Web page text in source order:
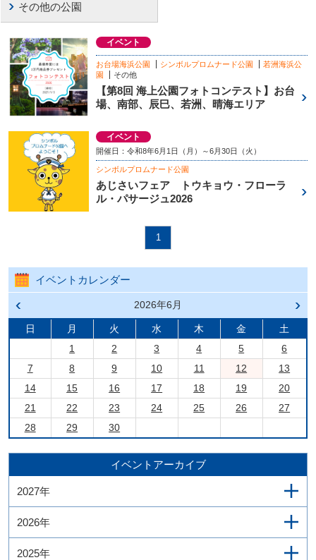
その他の公園
イベント
お台場海浜公園 シンボルプロムナード公園
若洲海浜公
園
その他
【第8回 海上公園フォトコンテスト】お台
場、南部、辰巳、若洲、晴海エリア
イベント
開催日：令和8年6月1日（月）～6月30日（火）
シンボルプロムナード公園
あじさいフェア トウキョウ・フローラ
ル・パサージュ2026
1
イベントカレンダー
前の
戻る
2026年6月
次の
進む
日 月 火 水 木 金
土
1
2 3 4 5
6
7
8 9 10 11 12
13
14
15 16 17 18 19
20
21
22 23 24 25 26
27
28
29 30
イベントアーカイブ
2027年
2026年
2025年